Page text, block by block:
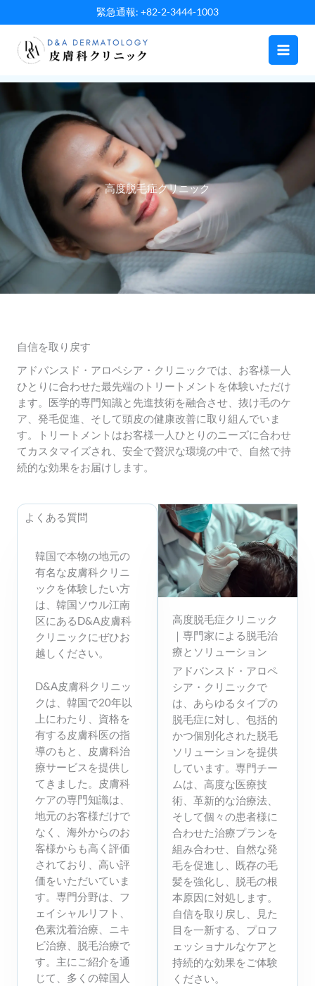
容
緊急通報: +82-2-3444-1003
高度脱毛症クリニック
自信を取り戻す
アドバンスド・アロペシア・クリニックでは、お客様一人
ひとりに合わせた最先端のトリートメントを体験いただけ
ます。医学的専門知識と先進技術を融合させ、抜け毛のケ
ア、発毛促進、そして頭皮の健康改善に取り組んでいま
す。トリートメントはお客様一人ひとりのニーズに合わせ
てカスタマイズされ、安全で贅沢な環境の中で、自然で持
続的な効果をお届けします。
よくある質問
韓国で本物の地元の
有名な皮膚科クリニ
ックを体験したい方
は、韓国ソウル江南
区にあるD&A皮膚科
クリニックにぜひお
越しください。
D&A皮膚科クリニッ
クは、韓国で20年以
上にわたり、資格を
有する皮膚科医の指
導のもと、皮膚科治
療サービスを提供し
てきました。皮膚科
ケアの専門知識は、
地元のお客様だけで
なく、海外からのお
客様からも高く評価
されており、高い評
価をいただいていま
す。専門分野は、フ
ェイシャルリフト、
色素沈着治療、ニキ
ビ治療、脱毛治療で
す。主にご紹介を通
じて、多くの韓国人
高度脱毛症クリニック
｜専門家による脱毛治
療とソリューション
アドバンスド・アロペ
シア・クリニックで
は、あらゆるタイプの
脱毛症に対し、包括的
かつ個別化された脱毛
ソリューションを提供
しています。専門チー
ムは、高度な医療技
術、革新的な治療法、
そして個々の患者様に
合わせた治療プランを
組み合わせ、自然な発
毛を促進し、既存の毛
髪を強化し、脱毛の根
本原因に対処します。
自信を取り戻し、見た
目を一新する、プロフ
ェッショナルなケアと
持続的な効果をご体験
ください。